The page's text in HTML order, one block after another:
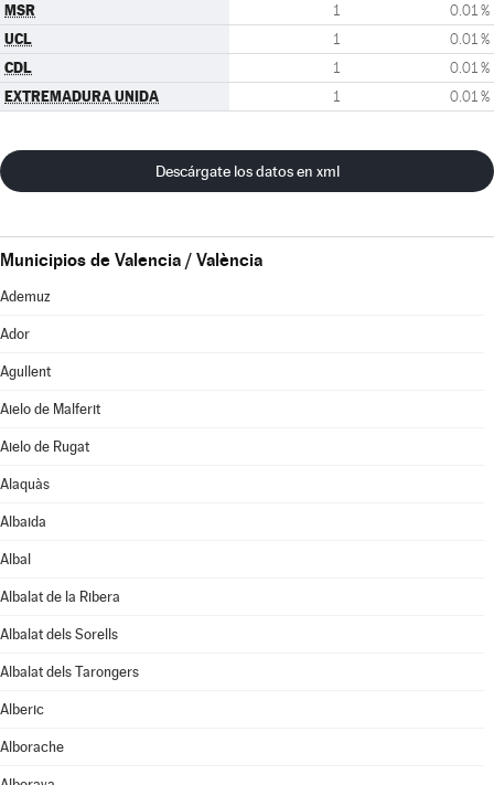
MSR 1 0.01 %
UCL 1 0.01 %
CDL 1 0.01 %
EXTREMADURA UNIDA 1 0.01 %
Descárgate los datos en xml
Municipios de Valencia / València
Ademuz
Ador
Agullent
Aielo de Malferit
Aielo de Rugat
Alaquàs
Albaida
Albal
Albalat de la Ribera
Albalat dels Sorells
Albalat dels Tarongers
Alberic
Alborache